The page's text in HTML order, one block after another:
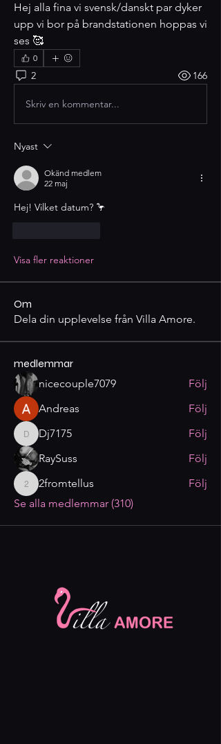
Hej alla fina vi svensk/danskt par dyker
upp vi bor på brandstationen hoppas vi
ses 🥰
0
2 166
Skriv en kommentar...
Nyast
Okänd medlem
22 maj
Hej! Vilket datum? 🦩
Visa fler reaktioner
Om
Dela din upplevelse från Villa Amore.
medlemmar
nicecouple7079
Följ
Andreas
Följ
Dj7175Dj7175
Följ
RaySuss
Följ
2fromtellus
2fromtellus
Följ
Se alla medlemmar (310)